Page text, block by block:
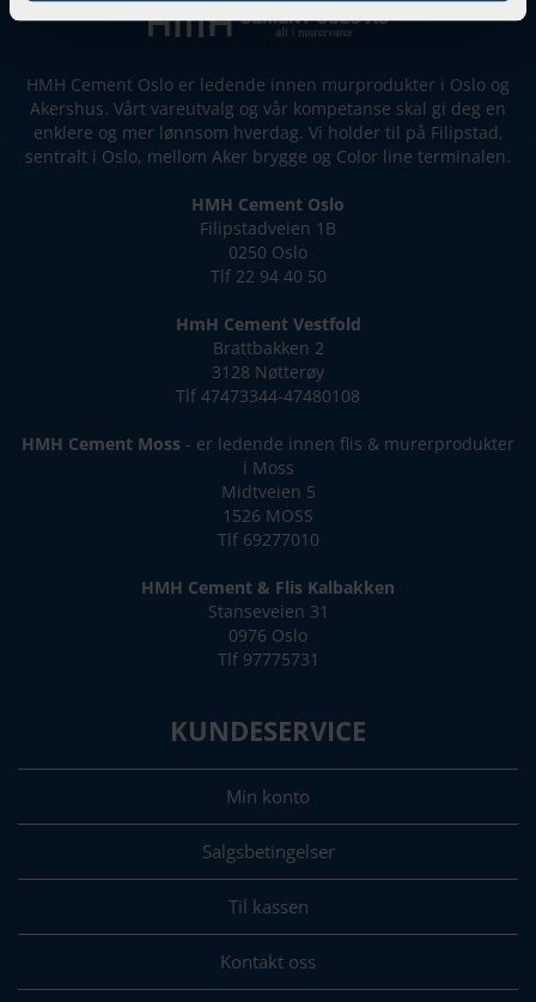
HMH Cement Oslo er ledende innen murprodukter i Oslo og
Akershus. Vårt vareutvalg og vår kompetanse skal gi deg en
enklere og mer lønnsom hverdag. Vi holder til på Filipstad,
sentralt i Oslo, mellom Aker brygge og Color line terminalen.
HMH Cement Oslo
Filipstadveien 1B
0250 Oslo
Tlf 22 94 40 50
HmH Cement Vestfold
Brattbakken 2
3128 Nøtterøy
Tlf 47473344-47480108
HMH Cement Moss - er ledende innen flis & murerprodukter
i Moss
Midtveien 5
1526 MOSS
Tlf 69277010
HMH Cement & Flis Kalbakken
Stanseveien 31
0976 Oslo
Tlf 97775731
KUNDESERVICE
Min konto
Salgsbetingelser
Til kassen
Kontakt oss